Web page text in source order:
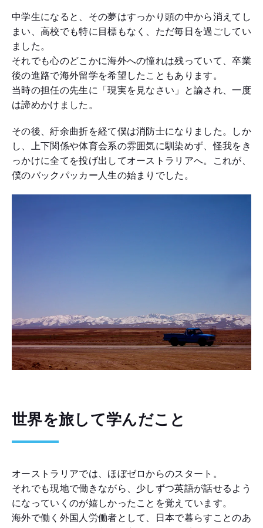
中学生になると、その夢はすっかり頭の中から消えてし
まい、高校でも特に目標もなく、ただ毎日を過ごしてい
ました。
それでも心のどこかに海外への憧れは残っていて、卒業
後の進路で海外留学を希望したこともあります。
当時の担任の先生に「現実を見なさい」と諭され、一度
は諦めかけました。
その後、紆余曲折を経て僕は消防士になりました。しか
し、上下関係や体育会系の雰囲気に馴染めず、怪我をき
っかけに全てを投げ出してオーストラリアへ。これが、
僕のバックパッカー人生の始まりでした。
世界を旅して学んだこと
オーストラリアでは、ほぼゼロからのスタート。
それでも現地で働きながら、少しずつ英語が話せるよう
になっていくのが嬉しかったことを覚えています。
海外で働く外国人労働者として、日本で暮らすことのあ